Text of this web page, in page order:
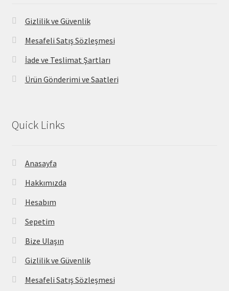
Gizlilik ve Güvenlik
Mesafeli Satış Sözleşmesi
İade ve Teslimat Şartları
Ürün Gönderimi ve Saatleri
Quick Links
Anasayfa
Hakkımızda
Hesabım
Sepetim
Bize Ulaşın
Gizlilik ve Güvenlik
Mesafeli Satış Sözleşmesi